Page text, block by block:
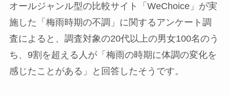
オールジャンル型の比較サイト「WeChoice」が実
施した「梅雨時期の不調」に関するアンケート調
査によると、調査対象の20代以上の男女100名のう
ち、9割を超える人が「梅雨の時期に体調の変化を
感じたことがある」と回答したそうです。